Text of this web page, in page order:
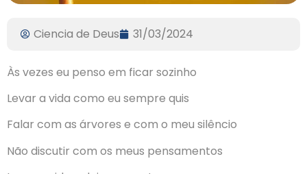
Ciencia de Deus 31/03/2024
Às vezes eu penso em ficar sozinho
Levar a vida como eu sempre quis
Falar com as árvores e com o meu silêncio
Não discutir com os meus pensamentos